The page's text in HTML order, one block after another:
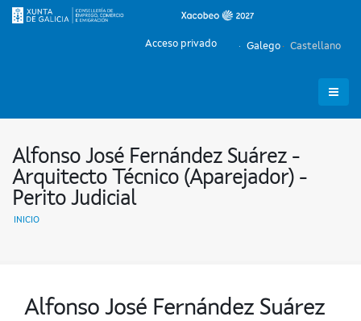
Galego Castellano
Acceso privado
Alfonso José Fernández Suárez -
Arquitecto Técnico (Aparejador) -
Perito Judicial
INICIO
Alfonso José Fernández Suárez